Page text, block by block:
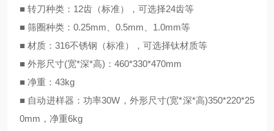
■ 转刀种类：12齿（标准），可选择24齿等
■ 筛圈种类：0.25mm、0.5mm、1.0mm等
■ 材质：316不锈钢（标准），可选择钛材质等
■ 外形尺寸(宽*深*高)：460*330*470mm
■ 净重：43kg
■ 自动进样器：功率30W，外形尺寸(宽*深*高)350*220*25
0mm，净重6kg